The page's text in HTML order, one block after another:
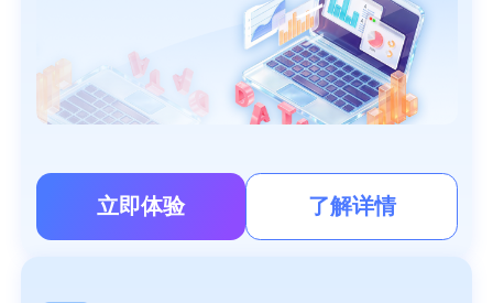
立即体验 了解详情